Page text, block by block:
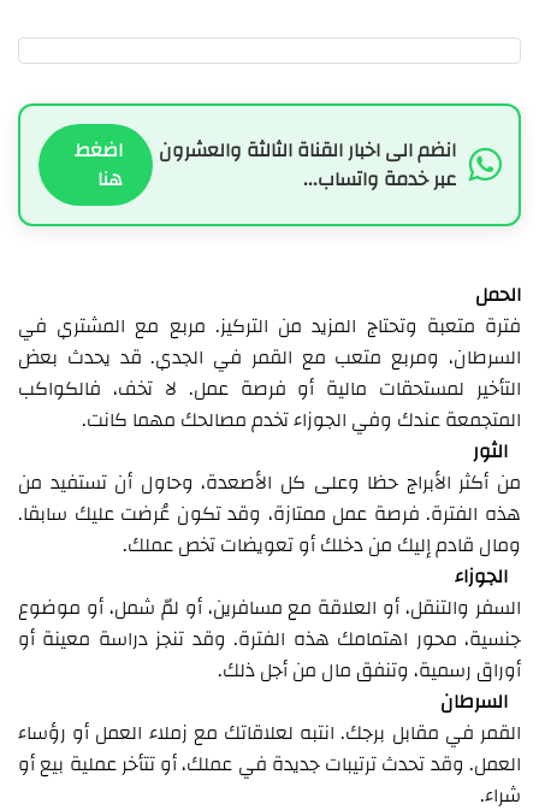
انضم الى اخبار القناة الثالثة والعشرون
عبر خدمة واتساب...
اضغط
هنا
الحمل
فترة متعبة وتحتاج المزيد من التركيز. مربع مع المشتري في
السرطان، ومربع متعب مع القمر في الجدي. قد يحدث بعض
التأخير لمستحقات مالية أو فرصة عمل. لا تخف، فالكواكب
المتجمعة عندك وفي الجوزاء تخدم مصالحك مهما كانت.
الثور
من أكثر الأبراج حظا وعلى كل الأصعدة، وحاول أن تستفيد من
هذه الفترة. فرصة عمل ممتازة، وقد تكون عُرضت عليك سابقا.
ومال قادم إليك من دخلك أو تعويضات تخص عملك.
الجوزاء
السفر والتنقل، أو العلاقة مع مسافرين، أو لمّ شمل، أو موضوع
جنسية، محور اهتمامك هذه الفترة. وقد تنجز دراسة معينة أو
أوراق رسمية، وتنفق مال من أجل ذلك.
السرطان
القمر في مقابل برجك. انتبه لعلاقاتك مع زملاء العمل أو رؤساء
العمل. وقد تحدث ترتيبات جديدة في عملك، أو تتأخر عملية بيع أو
شراء.